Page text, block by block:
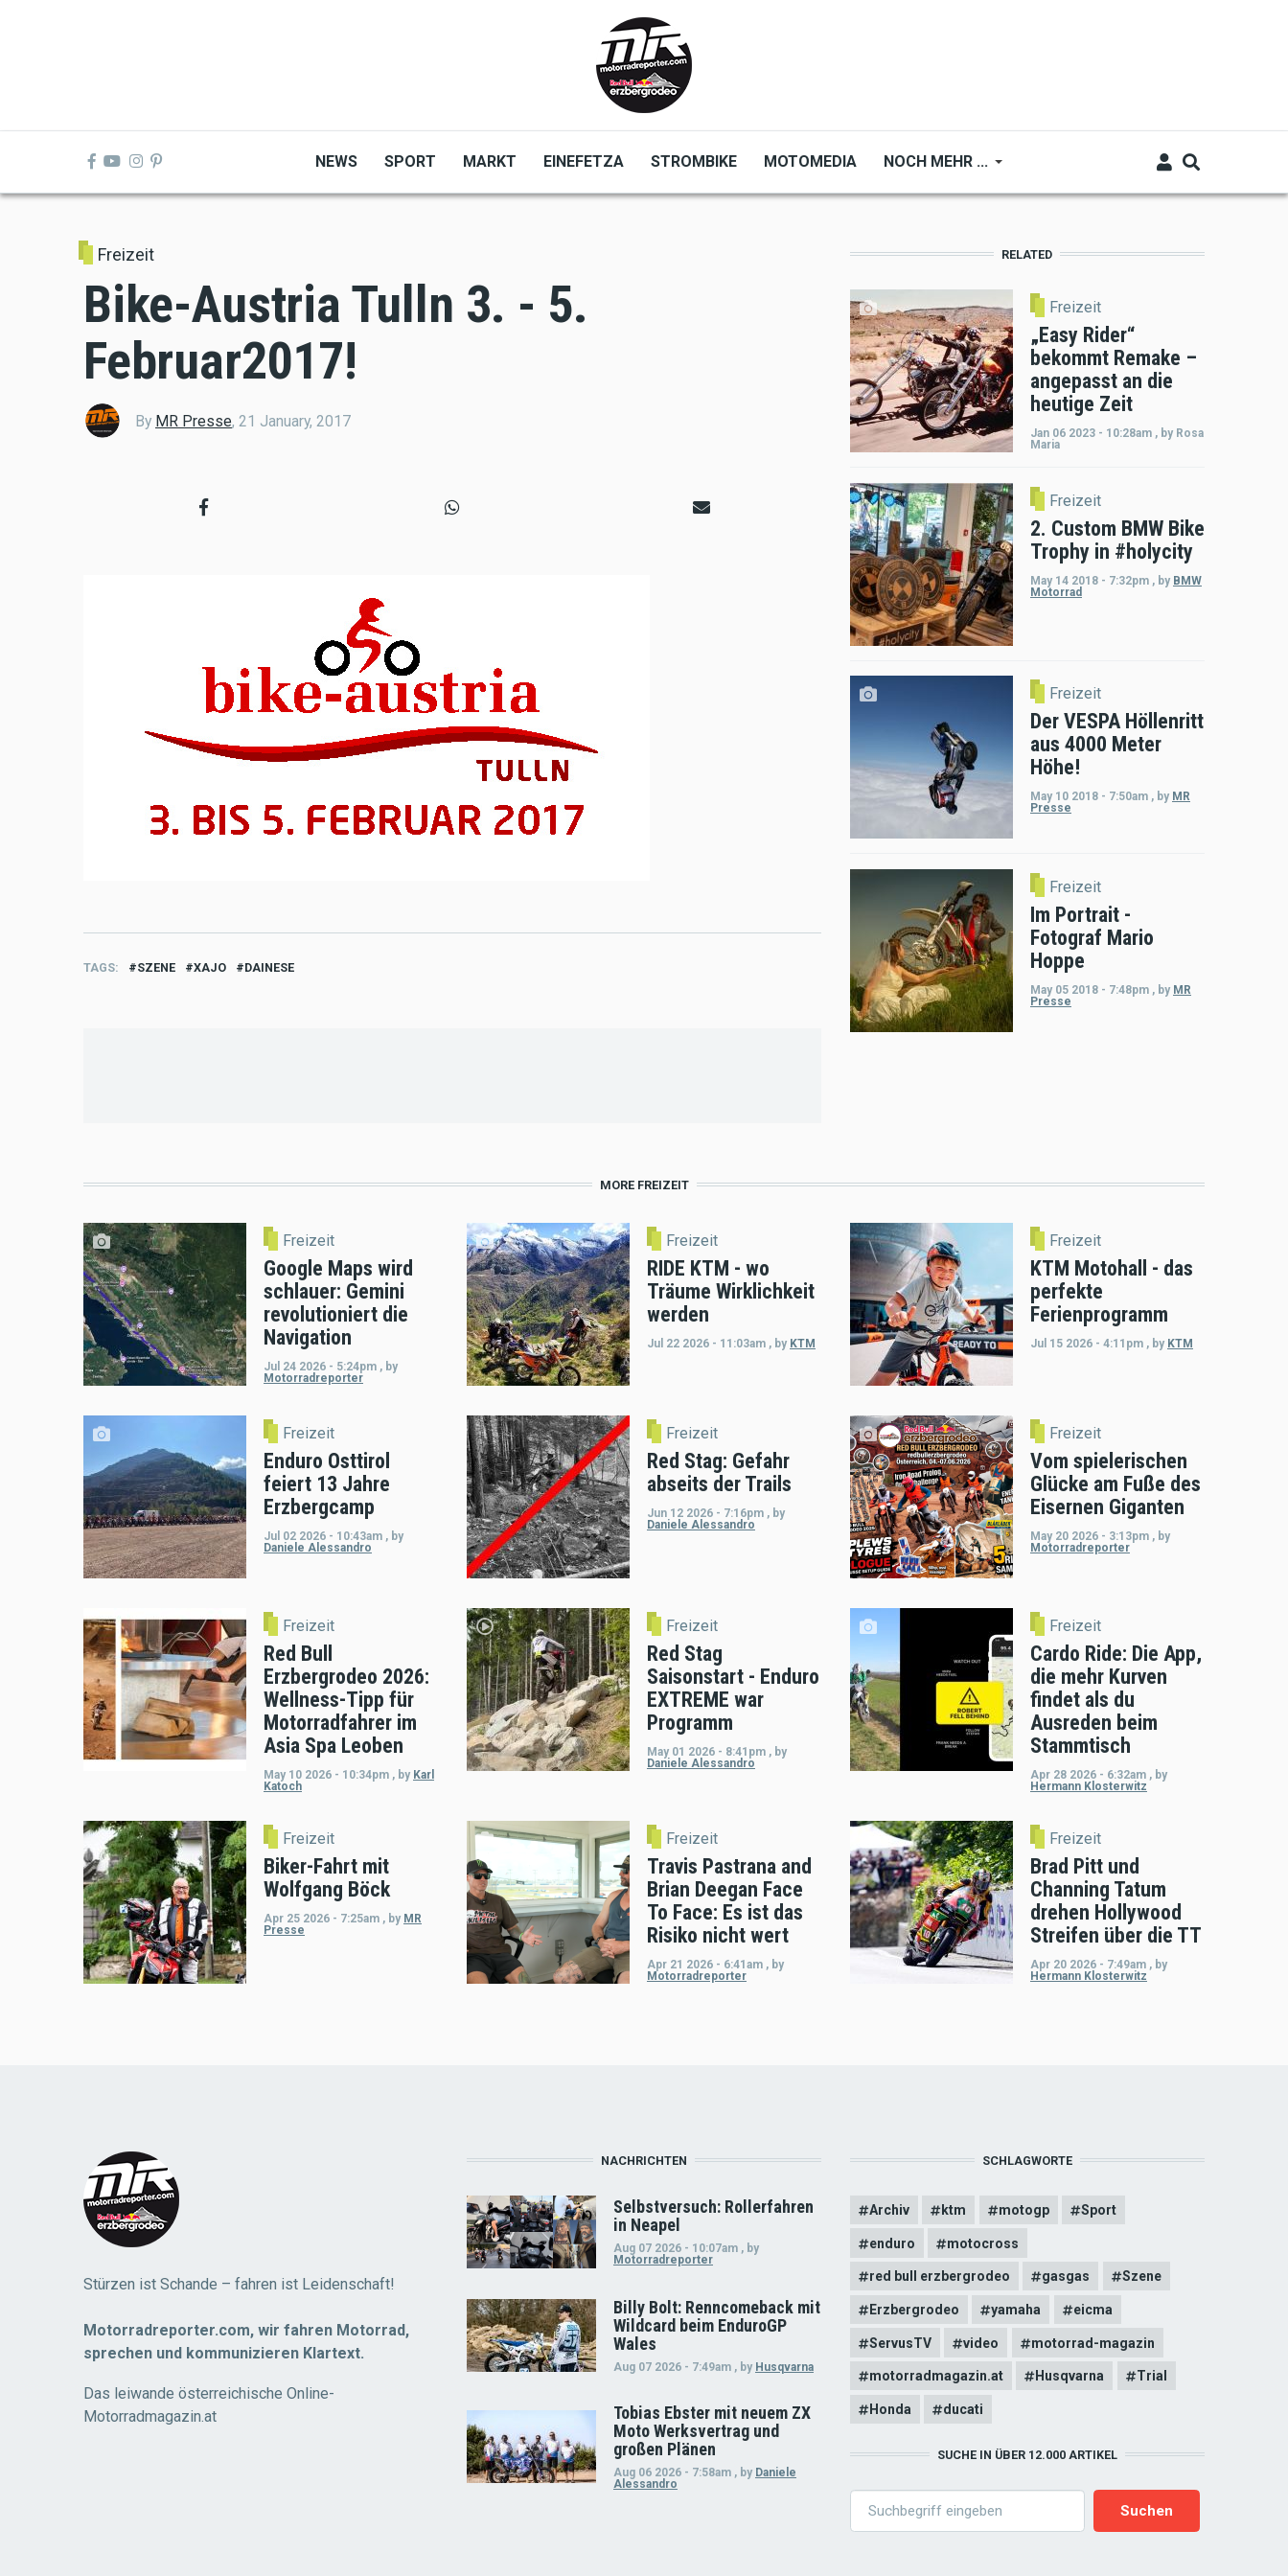
NEWS SPORT MARKT EINEFETZA STROMBIKE MOTOMEDIA NOCH MEHR ...
Freizeit
Bike-Austria Tulln 3. - 5.
Februar2017!
By MR Presse, 21 January, 2017
TAGS SZENE XAJO DAINESE
RELATED
Freizeit
„Easy Rider“
bekommt Remake –
angepasst an die
heutige Zeit
Jan 06 2023 - 10:28am , by Rosa
Maria
Freizeit
2. Custom BMW Bike
Trophy in #holycity
May 14 2018 - 7:32pm , by BMW
Motorrad
Freizeit
Der VESPA Höllenritt
aus 4000 Meter
Höhe!
May 10 2018 - 7:50am , by MR
Presse
Freizeit
Im Portrait -
Fotograf Mario
Hoppe
May 05 2018 - 7:48pm , by MR
Presse
MORE FREIZEIT
Freizeit
Google Maps wird
schlauer: Gemini
revolutioniert die
Navigation
Jul 24 2026 - 5:24pm , by
Motorradreporter
Freizeit
RIDE KTM - wo
Träume Wirklichkeit
werden
Jul 22 2026 - 11:03am , by KTM
Freizeit
KTM Motohall - das
perfekte
Ferienprogramm
Jul 15 2026 - 4:11pm , by KTM
Freizeit
Enduro Osttirol
feiert 13 Jahre
Erzbergcamp
Jul 02 2026 - 10:43am , by
Daniele Alessandro
Freizeit
Red Stag: Gefahr
abseits der Trails
Jun 12 2026 - 7:16pm , by
Daniele Alessandro
Freizeit
Vom spielerischen
Glücke am Fuße des
Eisernen Giganten
May 20 2026 - 3:13pm , by
Motorradreporter
Freizeit
Red Bull
Erzbergrodeo 2026:
Wellness-Tipp für
Motorradfahrer im
Asia Spa Leoben
May 10 2026 - 10:34pm , by Karl
Katoch
Freizeit
Red Stag
Saisonstart - Enduro
EXTREME war
Programm
May 01 2026 - 8:41pm , by
Daniele Alessandro
Freizeit
Cardo Ride: Die App,
die mehr Kurven
findet als du
Ausreden beim
Stammtisch
Apr 28 2026 - 6:32am , by
Hermann Klosterwitz
Freizeit
Biker-Fahrt mit
Wolfgang Böck
Apr 25 2026 - 7:25am , by MR
Presse
Freizeit
Travis Pastrana and
Brian Deegan Face
To Face: Es ist das
Risiko nicht wert
Apr 21 2026 - 6:41am , by
Motorradreporter
Freizeit
Brad Pitt und
Channing Tatum
drehen Hollywood
Streifen über die TT
Apr 20 2026 - 7:49am , by
Hermann Klosterwitz
Stürzen ist Schande – fahren ist Leidenschaft!
Motorradreporter.com, wir fahren Motorrad,
sprechen und kommunizieren Klartext.
Das leiwande österreichische Online-
Motorradmagazin.at
NACHRICHTEN
Selbstversuch: Rollerfahren
in Neapel
Aug 07 2026 - 10:07am , by
Motorradreporter
Billy Bolt: Renncomeback mit
Wildcard beim EnduroGP
Wales
Aug 07 2026 - 7:49am , by Husqvarna
Tobias Ebster mit neuem ZX
Moto Werksvertrag und
großen Plänen
Aug 06 2026 - 7:58am , by Daniele
Alessandro
SCHLAGWORTE
Archiv ktm motogp Sport
enduro motocross
red bull erzbergrodeo gasgas Szene
Erzbergrodeo yamaha eicma
ServusTV video motorrad-magazin
motorradmagazin.at Husqvarna Trial
Honda ducati
SUCHE IN ÜBER 12.000 ARTIKEL